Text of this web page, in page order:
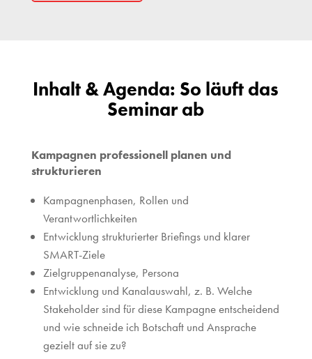
Inhalt & Agenda: So läuft das
Seminar ab
Kampagnen professionell planen und
strukturieren
Kampagnenphasen, Rollen und
Verantwortlichkeiten
Entwicklung strukturierter Briefings und klarer
SMART-Ziele
Zielgruppenanalyse, Persona
Entwicklung und Kanalauswahl, z. B. Welche
Stakeholder sind für diese Kampagne entscheidend
und wie schneide ich Botschaft und Ansprache
gezielt auf sie zu?